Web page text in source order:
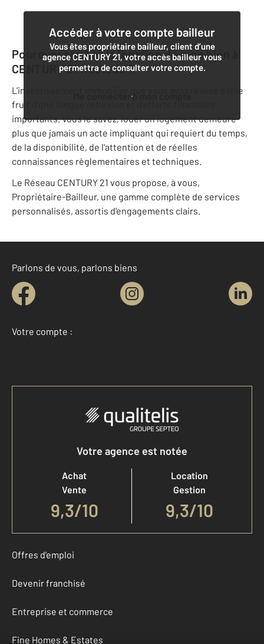
Accéder à votre compte bailleur
Vous êtes propriétaire bailleur, client d’une
agence CENTURY 21, votre accès bailleur vous
permettra de consulter votre compte.
Me connecter à mon compte
Pourquoi confier la location de mon bien à
CENTURY 21 Hesteda?
L'investissement immobilier que vous avez réalisé est le
fruit d'une longue réflexion et d'efforts financiers
importants. Vous le savez, louer un logement demeure
plus que jamais un acte impliquant qui requiert du temps,
de la disponibilité, de l'attention et de réelles
connaissances règlementaires et techniques.
Le Réseau CENTURY 21 vous propose, à vous,
Propriétaire-Bailleur, une gamme complète de services
personnalisés, assortis d'engagements clairs.
Parlons de vous, parlons biens
Votre compte :
Accéder à mon compte
Votre agence est notée
Achat
Vente
9,3/10
Location
Gestion
9,3/10
Offres d'emploi
Devenir franchisé
Entreprise et commerce
Fine Homes & Estates